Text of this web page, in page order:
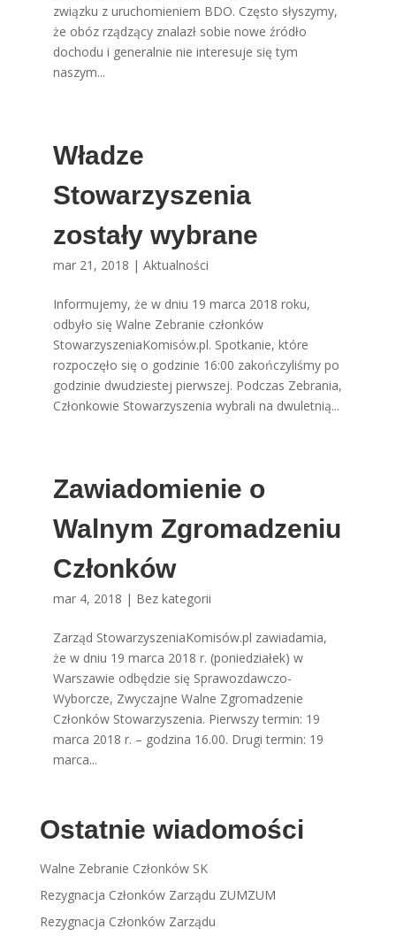
związku z uruchomieniem BDO. Często słyszymy,
że obóz rządzący znalazł sobie nowe źródło
dochodu i generalnie nie interesuje się tym
naszym...
Władze
Stowarzyszenia
zostały wybrane
mar 21, 2018 | Aktualności
Informujemy, że w dniu 19 marca 2018 roku,
odbyło się Walne Zebranie członków
StowarzyszeniaKomisów.pl. Spotkanie, które
rozpoczęło się o godzinie 16:00 zakończyliśmy po
godzinie dwudziestej pierwszej. Podczas Zebrania,
Członkowie Stowarzyszenia wybrali na dwuletnią...
Zawiadomienie o
Walnym Zgromadzeniu
Członków
mar 4, 2018 | Bez kategorii
Zarząd StowarzyszeniaKomisów.pl zawiadamia,
że w dniu 19 marca 2018 r. (poniedziałek) w
Warszawie odbędzie się Sprawozdawczo-
Wyborcze, Zwyczajne Walne Zgromadzenie
Członków Stowarzyszenia. Pierwszy termin: 19
marca 2018 r. – godzina 16.00. Drugi termin: 19
marca...
Ostatnie wiadomości
Walne Zebranie Członków SK
Rezygnacja Członków Zarządu ZUMZUM
Rezygnacja Członków Zarządu